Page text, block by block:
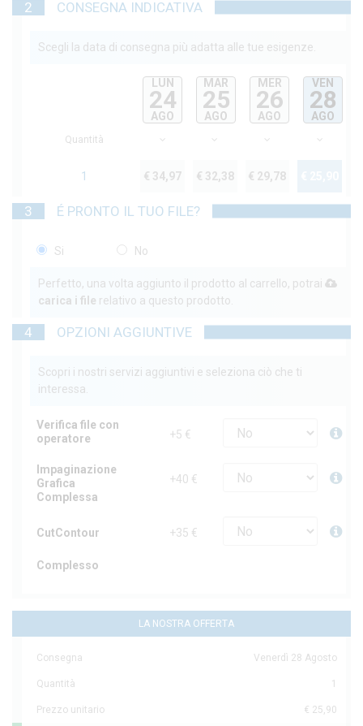
2 CONSEGNA INDICATIVA
Scegli la data di consegna più adatta alle tue esigenze.
LUN
24
AGO
MAR
25
AGO
MER
26
AGO
VEN
28
AGO
Quantità
1 € 34,97 € 32,38 € 29,78
3 É PRONTO IL TUO FILE?
Si No
Perfetto, una volta aggiunto il prodotto al carrello, potrai
carica i file relativo a questo prodotto.
4 OPZIONI AGGIUNTIVE
Scopri i nostri servizi aggiuntivi e seleziona ciò che ti
interessa.
Verifica file con
operatore
+5 €
Impaginazione
Grafica
Complessa
+40 €
CutContour
Complesso
+35 €
LA NOSTRA OFFERTA
Consegna Venerdì 28 Agosto
Quantità 1
Prezzo unitario € 25,90